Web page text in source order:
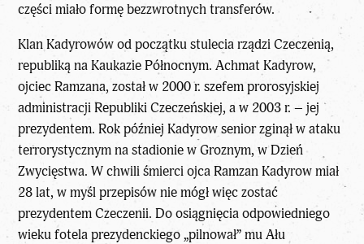
części miało formę bezzwrotnych transferów.
Klan Kadyrowów od początku stulecia rządzi Czeczenią,
republiką na Kaukazie Północnym. Achmat Kadyrow,
ojciec Ramzana, został w 2000 r. szefem prorosyjskiej
administracji Republiki Czeczeńskiej, a w 2003 r. – jej
prezydentem. Rok później Kadyrow senior zginął w ataku
terrorystycznym na stadionie w Groznym, w Dzień
Zwycięstwa. W chwili śmierci ojca Ramzan Kadyrow miał
28 lat, w myśl przepisów nie mógł więc zostać
prezydentem Czeczenii. Do osiągnięcia odpowiedniego
wieku fotela prezydenckiego „pilnował” mu Ału